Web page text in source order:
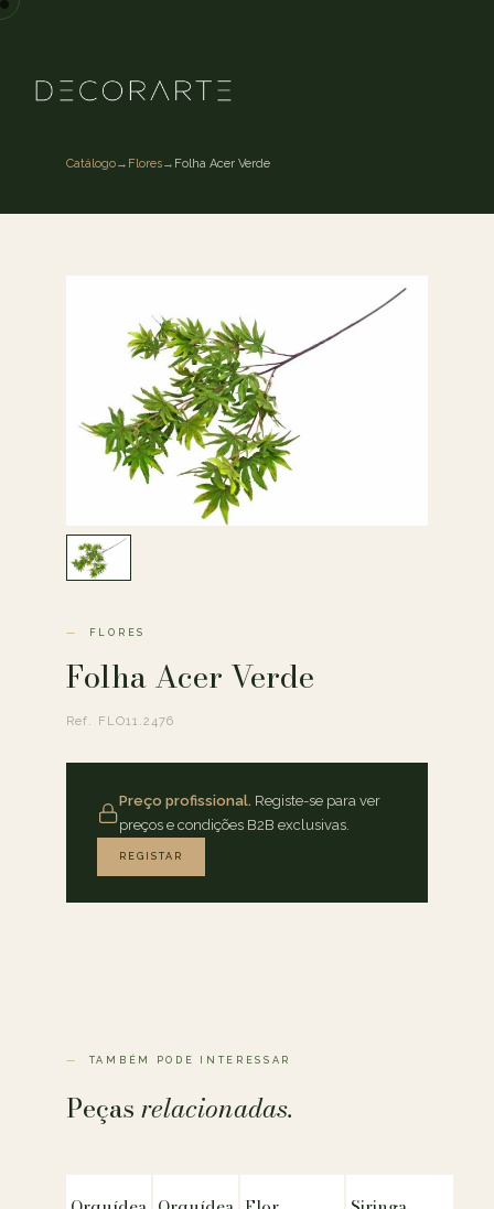
Catálogo→ Flores→ Folha Acer Verde
FLORES
Folha Acer Verde
Ref. FLO11.2476
Preço profissional. Registe-se para ver
preços e condições B2B exclusivas.
REGISTAR
TAMBÉM PODE INTERESSAR
Peçasrelacionadas.